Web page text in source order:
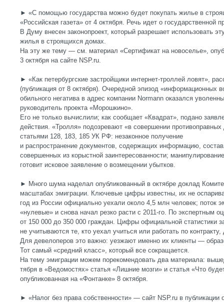
► «С помощью государства можно будет покупать жилье в
«Российская газета» от 4 октября. Речь идет о
В Думу внесен законопроект, который разрешает использовать
жилья в строящихся домах.
На эту же тему — см. материал «Сертификат на новоселье»,
3 октября на сайте NSP.ru.
► «Как петербургские застройщики интернет-троллей ловят»,
(публикация от 8 октября). Очередной эпизод «информационных
обильного негатива в адрес компании Normann оказался
руководитель проекта «Морошкино».
Его не только вычислили; как сообщает «Квадрат», подано
действия. «Тролля» подозревают «в совершении
статьями 128, 183, 185 УК РФ: незаконное получение
и распространение документов, содержащих информацию,
совершенных из корыстной заинтересованности;
готовит исковое заявление о возмещении убытков.
► Много шума наделал опубликованный в октябре доклад
масштабах эмиграции. Ключевые цифры известны, их не
год из России официально уехали около 4,5 млн человек; поток
«нулевые» и снова начал резко расти с 2011-го. По экспертным
от 150 000 до 350 000 граждан. Цифры официальной статистики
не учитываются те, кто уехал учиться или работать по
Для девелоперов это важно: уезжают именно их клиенты —
Тот самый «средний класс», который все сокращается.
На тему эмиграции можем порекомендовать два материала:
тября в «Ведомостях» статья «Лишние мозги» и статья «Что
опубликованная на «Фонтанке» 8 октября.
► «Налог без права собственности» — сайт NSP.ru в публикации